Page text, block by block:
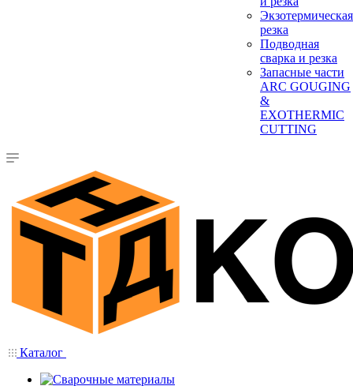
Экзотермическая
резка
Подводная
сварка и резка
Запасные части
ARC GOUGING
&
EXOTHERMIC
CUTTING
Каталог